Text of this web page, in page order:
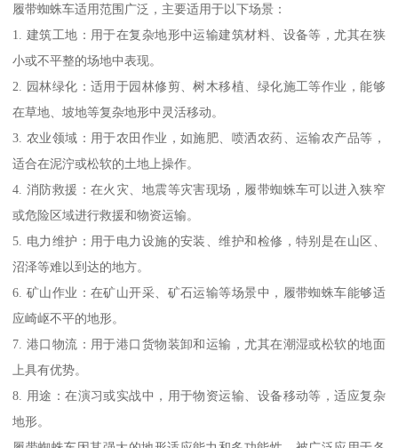
履带蜘蛛车适用范围广泛，主要适用于以下场景：
1. 建筑工地：用于在复杂地形中运输建筑材料、设备等，尤其在狭
小或不平整的场地中表现。
2. 园林绿化：适用于园林修剪、树木移植、绿化施工等作业，能够
在草地、坡地等复杂地形中灵活移动。
3. 农业领域：用于农田作业，如施肥、喷洒农药、运输农产品等，
适合在泥泞或松软的土地上操作。
4. 消防救援：在火灾、地震等灾害现场，履带蜘蛛车可以进入狭窄
或危险区域进行救援和物资运输。
5. 电力维护：用于电力设施的安装、维护和检修，特别是在山区、
沼泽等难以到达的地方。
6. 矿山作业：在矿山开采、矿石运输等场景中，履带蜘蛛车能够适
应崎岖不平的地形。
7. 港口物流：用于港口货物装卸和运输，尤其在潮湿或松软的地面
上具有优势。
8. 用途：在演习或实战中，用于物资运输、设备移动等，适应复杂
地形。